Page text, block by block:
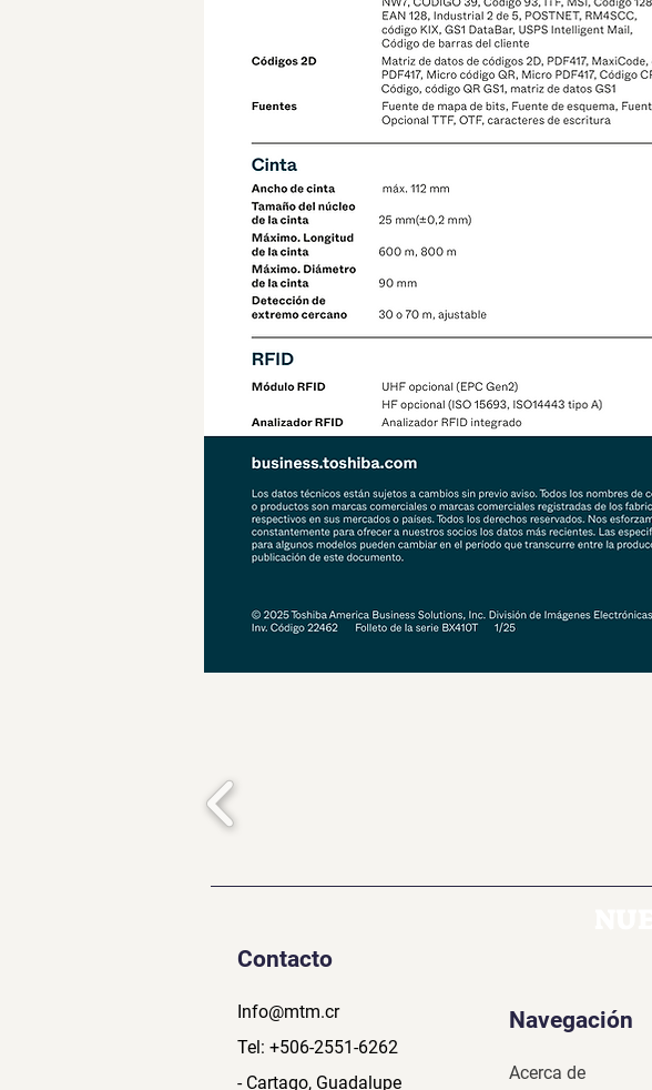
Contacto
Info@mtm.cr
Tel: +506-2551-6262
- Cartago, Guadalupe
Navegación
Acerca de